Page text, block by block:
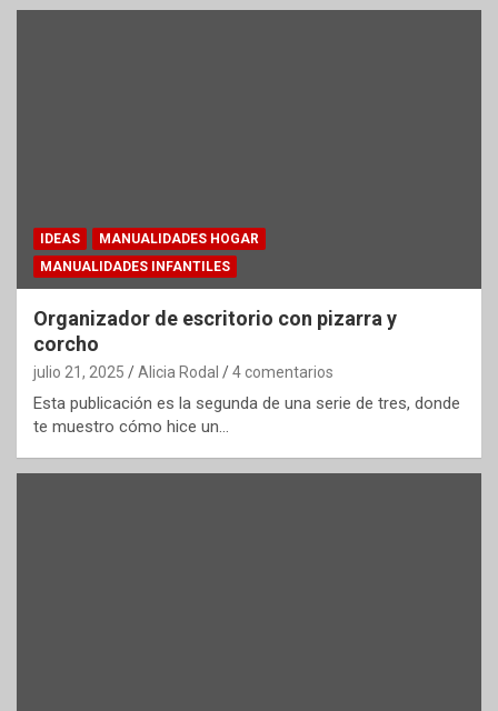
IDEAS
MANUALIDADES HOGAR
MANUALIDADES INFANTILES
Organizador de escritorio con pizarra y
corcho
julio 21, 2025 Alicia Rodal 4 comentarios
Esta publicación es la segunda de una serie de tres, donde
te muestro cómo hice un…